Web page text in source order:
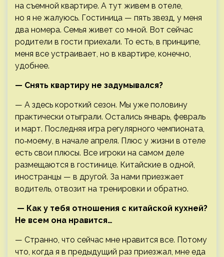
на съемной квартире. А тут живем в отеле,
но я не жалуюсь. Гостиница — пять звезд, у меня
два номера. Семья живет со мной. Вот сейчас
родители в гости приехали. То есть, в принципе,
меня все устраивает, но в квартире, конечно,
удобнее.
— Снять квартиру не задумывался?
— А здесь короткий сезон. Мы уже половину
практически отыграли. Остались январь, февраль
и март. Последняя игра регулярного чемпионата,
по‑моему, в начале апреля. Плюс у жизни в отеле
есть свои плюсы. Все игроки на самом деле
размещаются в гостинице. Китайские в одной,
иностранцы — в другой. За нами приезжает
водитель, отвозит на тренировки и обратно.
— Как у тебя отношения с китайской кухней?
Не всем она нравится…
— Странно, что сейчас мне нравится все. Потому
что, когда я в предыдущий раз приезжал, мне еда